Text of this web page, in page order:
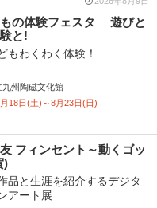
の体験フェスタ 遊びと
と!
もわくわく体験！
九州陶磁文化館
18日(土)～8月23日(日)
フィンセント～動くゴッ
)
品と生涯を紹介するデジタ
アート展